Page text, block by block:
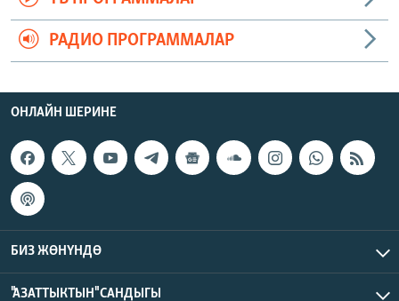
РАДИО ПРОГРАММАЛАР
ОНЛАЙН ШЕРИНЕ
БИЗ ЖӨНҮНДӨ
"АЗАТТЫКТЫН" САНДЫГЫ